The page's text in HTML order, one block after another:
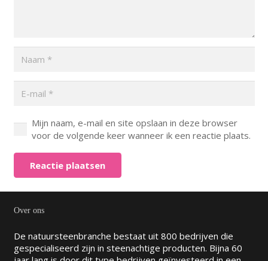
Mijn naam, e-mail en site opslaan in deze browser
voor de volgende keer wanneer ik een reactie plaats.
Reactie plaatsen
Over ons
De natuursteenbranche bestaat uit 800 bedrijven die
gespecialiseerd zijn in steenachtige producten. Bijna 60